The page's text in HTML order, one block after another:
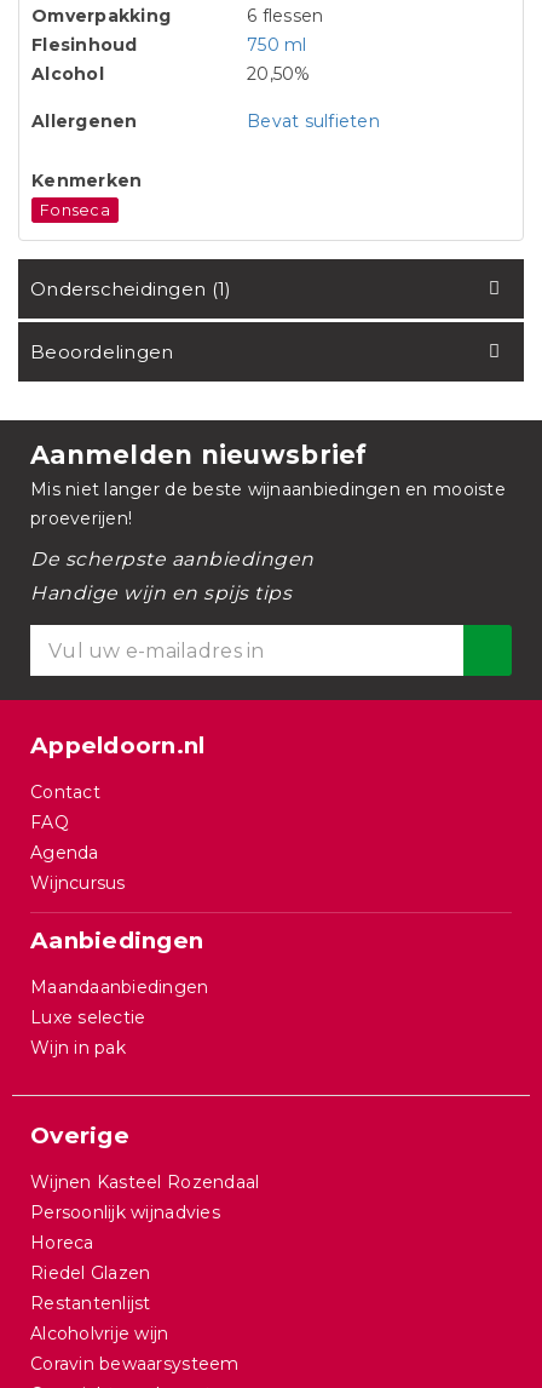
Omverpakking
6 flessen
Flesinhoud
750 ml
Alcohol
20,50%
Allergenen Bevat sulfieten
Kenmerken
Fonseca
Onderscheidingen (1)
Beoordelingen
Aanmelden nieuwsbrief
Mis niet langer de beste wijnaanbiedingen en mooiste
proeverijen!
De scherpste aanbiedingen
Handige wijn en spijs tips
Appeldoorn.nl
Contact
FAQ
Agenda
Wijncursus
Aanbiedingen
Maandaanbiedingen
Luxe selectie
Wijn in pak
Overige
Wijnen Kasteel Rozendaal
Persoonlijk wijnadvies
Horeca
Riedel Glazen
Restantenlijst
Alcoholvrije wijn
Coravin bewaarsysteem